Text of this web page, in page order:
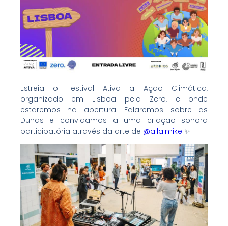
Estreia o Festival Ativa a Ação Climática,
organizado em Lisboa pela Zero, e onde
estaremos na abertura. Falaremos sobre as
Dunas e convidamos a uma criação sonora
participatória através da arte de @a.la.mike ✨